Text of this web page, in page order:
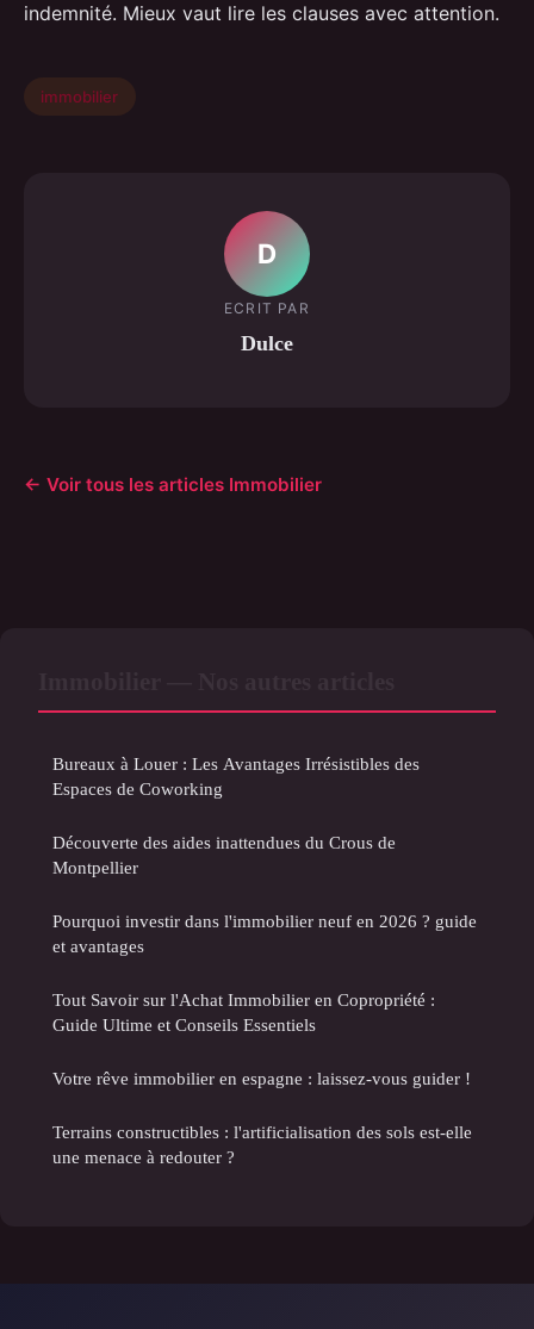
indemnité. Mieux vaut lire les clauses avec attention.
immobilier
D
ECRIT PAR
Dulce
← Voir tous les articles Immobilier
Bureaux à Louer : Les Avantages Irrésistibles des
Espaces de Coworking
Découverte des aides inattendues du Crous de
Montpellier
Pourquoi investir dans l'immobilier neuf en 2026 ? guide
et avantages
Tout Savoir sur l'Achat Immobilier en Copropriété :
Guide Ultime et Conseils Essentiels
Votre rêve immobilier en espagne : laissez-vous guider !
Terrains constructibles : l'artificialisation des sols est-elle
une menace à redouter ?